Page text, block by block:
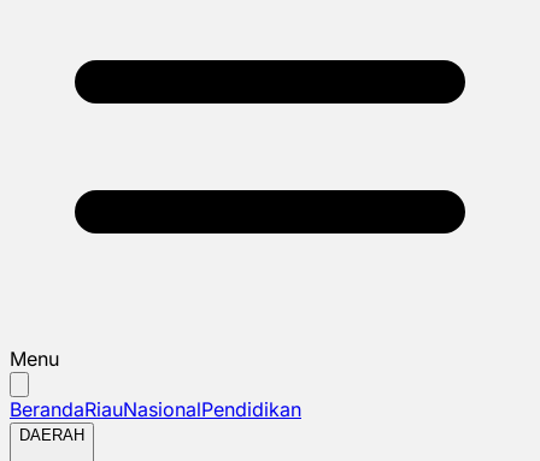
Menu
BerandaRiauNasionalPendidikan
DAERAH